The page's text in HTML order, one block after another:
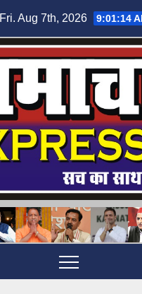
Fri. Aug 7th, 2026 9:01:15